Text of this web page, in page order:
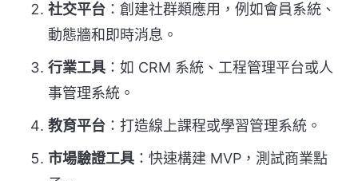
社交平台 ：創建社群類應用，例如會員系統、
動態牆和即時消息。
行業工具 ：如 CRM 系統、工程管理平台或人
事管理系統。
教育平台 ：打造線上課程或學習管理系統。
市場驗證工具 ：快速構建 MVP，測試商業點